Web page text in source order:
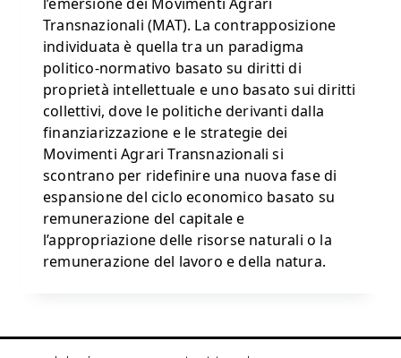
Transnazionali (MAT). La contrapposizione
individuata è quella tra un paradigma
politico-normativo basato su diritti di
proprietà intellettuale e uno basato sui diritti
collettivi, dove le politiche derivanti dalla
finanziarizzazione e le strategie dei
Movimenti Agrari Transnazionali si
scontrano per ridefinire una nuova fase di
espansione del ciclo economico basato su
remunerazione del capitale e
l’appropriazione delle risorse naturali o la
remunerazione del lavoro e della natura.